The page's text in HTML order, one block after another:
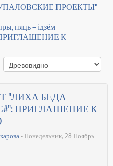
ПРОЕКТЫ"
пяць – ідзём
К
"ЛИХА БЕДА
ПРИГЛАШЕНИЕ К
- Понедельник, 28 Ноябрь